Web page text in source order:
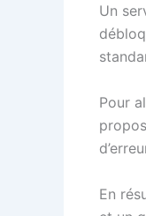
Un
Pour
En